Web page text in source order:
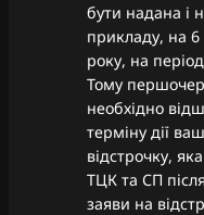
бути надана і
прикладу, на 6
року, на
Тому
необхідно
терміну дії
відстрочку,
ТЦК та СП
заяви на